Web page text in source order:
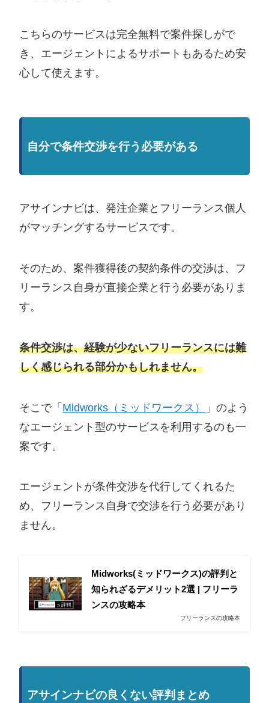
こちらのサービスは完全無料で案件探しがで
き、エージェントによるサポートもあるため安
心して使えます。
自分で条件交渉を行う必要がある
アサインナビは、発注企業とフリーランス個人
がマッチングするサービスです。
そのため、案件獲得後の契約条件の交渉は、フ
リーランス自身が直接企業と行う必要がありま
す。
条件交渉は、経験が少ないフリーランスには難
しく感じられる部分かもしれません。
そこで「 Midworks（ミッドワークス）
」のよう
なエージェント型のサービスを利用するのも一
案です。
エージェントが条件交渉を代行してくれるた
め、フリーランス自身で交渉を行う必要があり
ません。
Midworks(ミッドワークス)の評判と
知られざるデメリット2選 | フリーラ
ンスの攻略本
フリーランスの攻略本
アサインナビの良くない評判まとめ